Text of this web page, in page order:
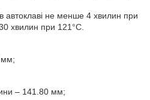
автоклаві не менше 4 хвилин при
хвилин при 121°C.
мм;
– 141.80 мм;